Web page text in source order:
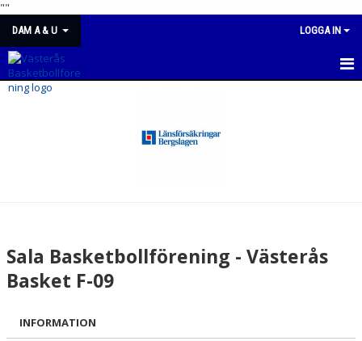
""
DAM A & U LOGGA IN
DAM A & U
BILDGALLERI
Sala Basketbollförening - Västerås
Basket F-09
INFORMATION